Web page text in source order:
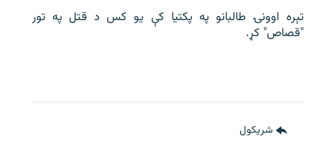
تېره اوونۍ طالبانو په پکتیا کې یو کس د قتل په تور
"قصاص" کړ.
شريکول